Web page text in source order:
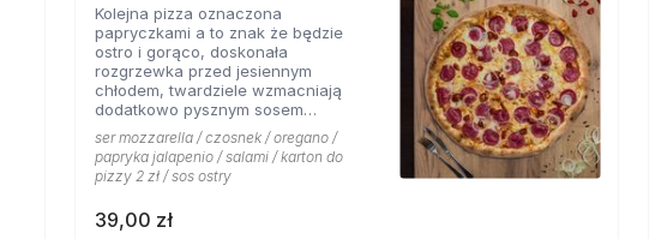
Kolejna pizza oznaczona
papryczkami a to znak że będzie
ostro i gorąco, doskonała
rozgrzewka przed jesiennym
chłodem, twardziele wzmacniają
dodatkowo pysznym sosem
pomidorowym pikantnym, uf jak
gorąco.
ser mozzarella / czosnek / oregano /
papryka jalapenio / salami / karton do
pizzy 2 zł / sos ostry
39,00 zł